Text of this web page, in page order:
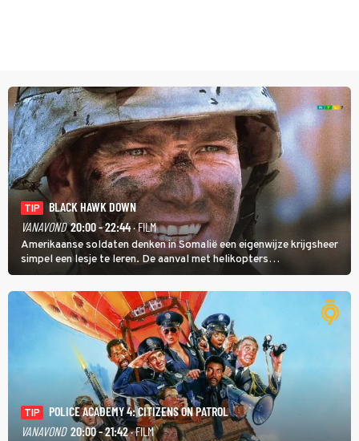
TIP
BLACK HAWK DOWN
VANAVOND 20:00 - 22:44· FILM
Amerikaanse soldaten denken in Somalië een eigenwijze krijgsheer
simpel een lesje te leren. De aanval met helikopters
verloopt in Black Hawk down dramatisch.
TIP
POLICE ACADEMY 4: CITIZENS ON PATROL
VANAVOND 20:00 - 21:42· FILM